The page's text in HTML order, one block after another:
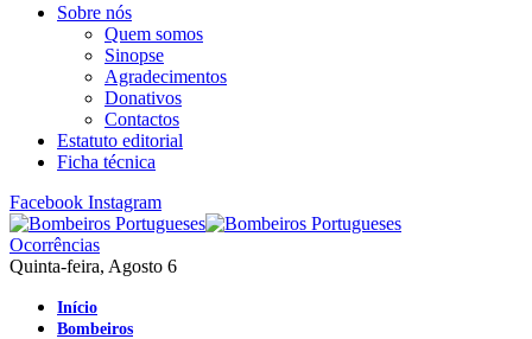
Sobre nós
Quem somos
Sinopse
Agradecimentos
Donativos
Contactos
Estatuto editorial
Ficha técnica
Facebook Instagram
Ocorrências
Quinta-feira, Agosto 6
Início
Bombeiros